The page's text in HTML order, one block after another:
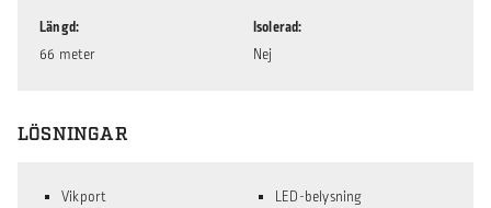
Längd
66 meter
Isolerad
Nej
LÖSNINGAR
Vikport
LED-belysning